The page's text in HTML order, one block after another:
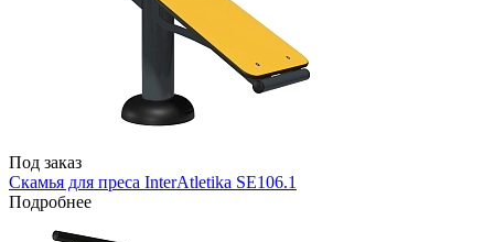
Под заказ
Скамья для преса InterAtletika SE106.1
Подробнее